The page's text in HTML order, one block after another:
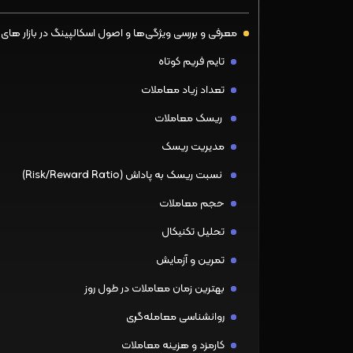
معرفی و بررسی ویژگی‌ها و اصول اسکالپینگ در بازار
تایم فریم کوتاه
تعداد زیاد معاملات
ریسک معاملات
مدیریت ریسک
نسبت ریسک به پاداش (Risk/Reward Ratio)
حجم معاملات
تحلیل تکنیکال
تمرین و آزمایش
بهترین زمان معاملات در طول روز
روانشناسی معامله‌گری
کارمزد و هزینه معاملات